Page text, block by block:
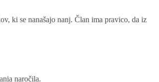
ki se nanašajo nanj. Član ima pravico, da iz
naročila.